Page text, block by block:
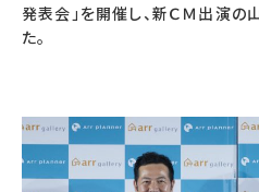
発表会」を開催し、新ＣＭ出演
た。